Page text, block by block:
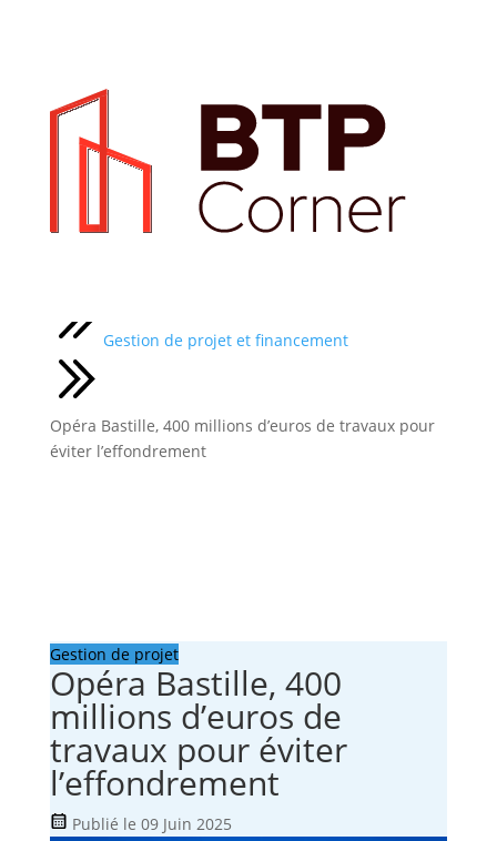
Gestion de projet et financement
Opéra Bastille, 400 millions d’euros de travaux pour
éviter l’effondrement
Gestion de projet
Opéra Bastille, 400
millions d’euros de
travaux pour éviter
l’effondrement
Publié le 09 Juin 2025